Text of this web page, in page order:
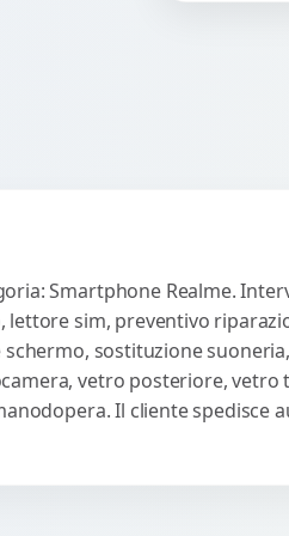
Smartphone Realme.
sim, preventivo
sostituzione
vetro posteriore,
Il cliente spedisce